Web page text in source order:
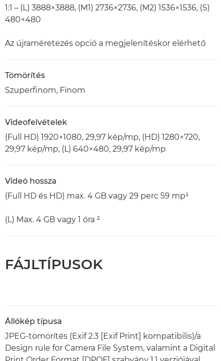
1:1 – (L) 3888×3888, (M1) 2736×2736, (M2) 1536×1536, (S)
480×480
Az újraméretezés opció a megjelenítéskor elérhető
Tömörítés
Szuperfinom, Finom
Videofelvételek
(Full HD) 1920×1080, 29,97 kép/mp, (HD) 1280×720,
29,97 kép/mp, (L) 640×480, 29,97 kép/mp
Videó hossza
(Full HD és HD) max. 4 GB vagy 29 perc 59 mp¹
(L) Max. 4 GB vagy 1 óra ²
FÁJLTÍPUSOK
Állókép típusa
JPEG-tömörítés (Exif 2.3 [Exif Print] kompatibilis)/a
Design rule for Camera File System, valamint a Digital